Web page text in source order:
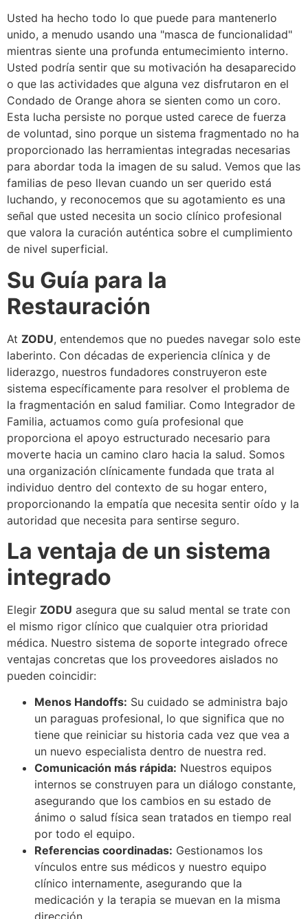
Usted ha hecho todo lo que puede para mantenerlo
unido, a menudo usando una "masca de funcionalidad"
mientras siente una profunda entumecimiento interno.
Usted podría sentir que su motivación ha desaparecido
o que las actividades que alguna vez disfrutaron en el
Condado de Orange ahora se sienten como un coro.
Esta lucha persiste no porque usted carece de fuerza
de voluntad, sino porque un sistema fragmentado no ha
proporcionado las herramientas integradas necesarias
para abordar toda la imagen de su salud. Vemos que las
familias de peso llevan cuando un ser querido está
luchando, y reconocemos que su agotamiento es una
señal que usted necesita un socio clínico profesional
que valora la curación auténtica sobre el cumplimiento
de nivel superficial.
Su Guía para la
Restauración
At ZODU, entendemos que no puedes navegar solo este
laberinto. Con décadas de experiencia clínica y de
liderazgo, nuestros fundadores construyeron este
sistema específicamente para resolver el problema de
la fragmentación en salud familiar. Como Integrador de
Familia, actuamos como guía profesional que
proporciona el apoyo estructurado necesario para
moverte hacia un camino claro hacia la salud. Somos
una organización clínicamente fundada que trata al
individuo dentro del contexto de su hogar entero,
proporcionando la empatía que necesita sentir oído y la
autoridad que necesita para sentirse seguro.
La ventaja de un sistema
integrado
Elegir ZODU asegura que su salud mental se trate con
el mismo rigor clínico que cualquier otra prioridad
médica. Nuestro sistema de soporte integrado ofrece
ventajas concretas que los proveedores aislados no
pueden coincidir:
Menos Handoffs: Su cuidado se administra bajo
un paraguas profesional, lo que significa que no
tiene que reiniciar su historia cada vez que vea a
un nuevo especialista dentro de nuestra red.
Comunicación más rápida: Nuestros equipos
internos se construyen para un diálogo constante,
asegurando que los cambios en su estado de
ánimo o salud física sean tratados en tiempo real
por todo el equipo.
Referencias coordinadas: Gestionamos los
vínculos entre sus médicos y nuestro equipo
clínico internamente, asegurando que la
medicación y la terapia se muevan en la misma